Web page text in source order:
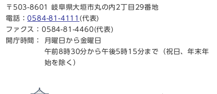
〒503-8601 岐阜県大垣市丸の内2丁目29番地
電話：0584-81-4111 (代表)
ファクス：0584-81-4460(代表)
開庁時間：
月曜日から金曜日
午前8時30分から午後5時15分まで（祝日、年末年
始を除く）